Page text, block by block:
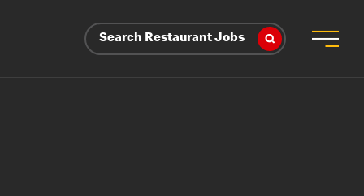
Search Restaurant Jobs